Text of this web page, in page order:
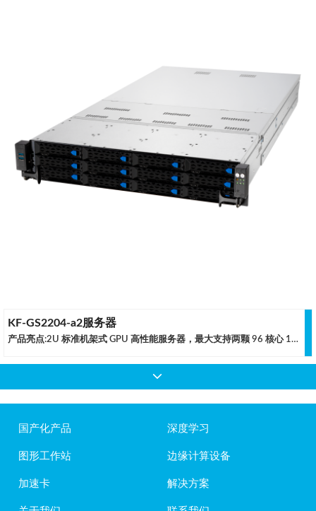
KF-GS2204-a2服务器
产品亮点:2U 标准机架式 GPU 高性能服务器，最大支持两颗 96 核心 192 线程 AMD EPYC 9004 处理器24 条 DIMM 插槽，最大支持 3TB DDR5 REG-ECC 内存最高支持 4 张双宽 GPU，提供了极高密度的扩展能力，满足更高密度的运算性能需求提供 24 个前置可热插拔的 SATA/SAS 设备存储位，支持 NVMe 高速存储设备适用领域:· 生命科学与医疗分析
国产化产品
深度学习
图形工作站
边缘计算设备
加速卡
解决方案